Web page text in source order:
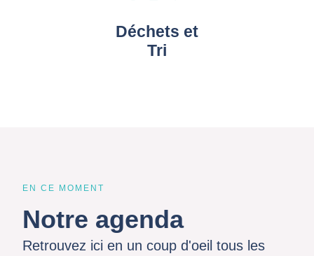
Déchets et
Tri
EN CE MOMENT
Notre agenda
Retrouvez ici en un coup d'oeil tous les